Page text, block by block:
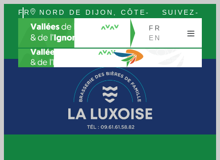
FR
EN
NORD DE DIJON, CÔTE-
D’OR, BOURGOGNE
SUIVEZ-
FR
EN